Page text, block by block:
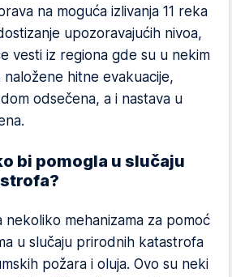
na moguća izlivanja 11 reka
upozoravajućih nivoa,
vesti iz regiona gde su u nekim
naložene hitne evakuacije,
odsečena, a i nastava u
bi pomogla u slučaju
nekoliko mehanizama za pomoć
u slučaju prirodnih katastrofa
požara i oluja. Ovo su neki